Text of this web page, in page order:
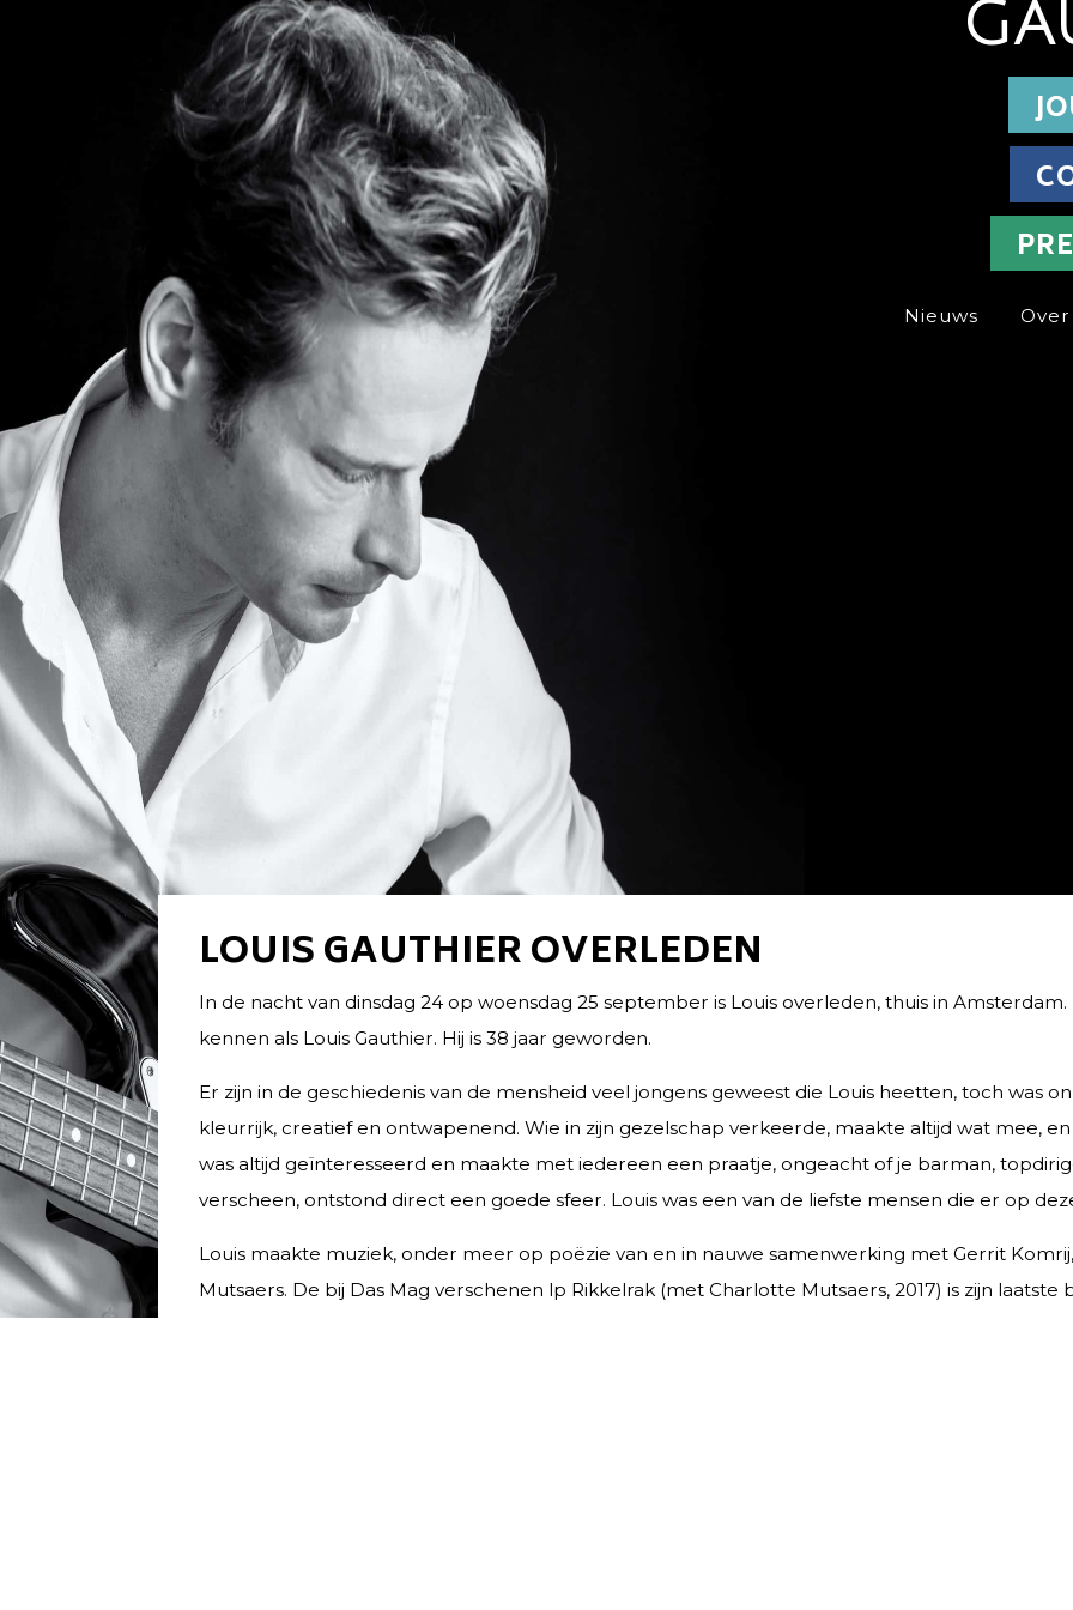
Nieuws
LOUIS GAUTHIER OVERLEDEN
3
oktober
by
admin
In de nacht van dinsdag 24 op woensdag 25 september is Louis overleden, thuis in
kennen als Louis Gauthier. Hij is 38 jaar geworden.
Er zijn in de geschiedenis van de mensheid veel jongens geweest die Louis heetten, toch was
kleurrijk, creatief en ontwapenend. Wie in zijn gezelschap verkeerde, maakte altijd wat mee,
was altijd geïnteresseerd en maakte met iedereen een praatje, ongeacht of je barman,
verscheen, ontstond direct een goede sfeer. Louis was een van de liefste mensen die er op
Louis maakte muziek, onder meer op poëzie van en in nauwe samenwerking met Gerrit
Mutsaers. De bij Das Mag verschenen lp Rikkelrak (met Charlotte Mutsaers, 2017) is zijn laatste